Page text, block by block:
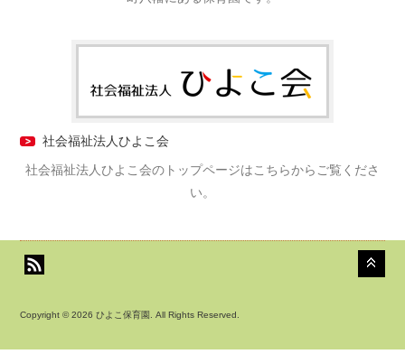
社会福祉法人ひよこ会
社会福祉法人ひよこ会のトップページはこちらからご覧くださ
い。
Copyright © 2026 ひよこ保育園. All Rights Reserved.